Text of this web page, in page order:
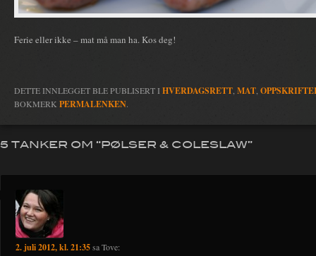
Ferie eller ikke – mat må man ha. Kos deg!
DETTE INNLEGGET BLE PUBLISERT I HVERDAGSRETT, MAT,
BOKMERKPERMALENKEN.
5 TANKER OM “PØLSER & COLESLAW”
2. juli 2012, kl. 21:35saTove: